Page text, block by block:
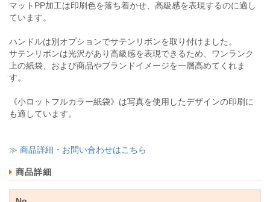
マットPP加工は印刷色を落ち着かせ、高級感を表現するのに適し
ています。
ハンドルは別オプションでサテンリボンを取り付けました。
サテンリボンは光沢があり高級感を表現できるため、ワンランク
上の紙袋、および商品やブランドイメージを一層高めてくれま
す。
《小ロットフルカラー紙袋》は写真を使用したデザインの印刷に
も適しています。
≫ 商品詳細・お問い合わせはこちら
商品詳細